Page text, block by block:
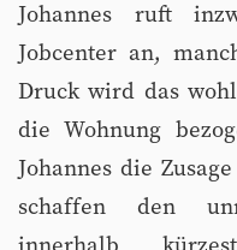
Johannes ruft
Jobcenter an,
Druck wird das
die Wohnung
Johannes die
schaffen den